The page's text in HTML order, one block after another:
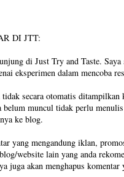
DI JTT:
di Just Try and Taste. Saya
eksperimen dalam mencoba
secara otomatis ditampilkan
muncul tidak perlu
ke blog.
yang mengandung iklan,
website lain yang anda
juga akan menghapus